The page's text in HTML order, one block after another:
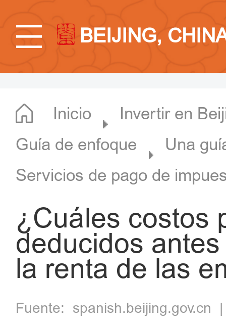
BEIJING,
Inicio
Invertir en
Guía de enfoque
Una
Servicios de pago de
¿Cuáles costos
deducidos
la renta de las
Fuente: spanish.beijing.gov.cn